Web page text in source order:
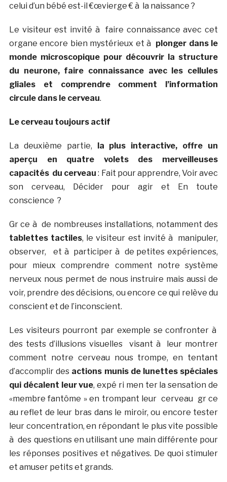
celui d’un bébé est-il €œvierge € à la naissance ?
Le visiteur est invité à faire connaissance avec cet
organe encore bien mystérieux et à plonger dans le
monde microscopique pour découvrir la structure
du neurone, faire connaissance avec les cellules
gliales et comprendre comment l’information
circule dans le cerveau.
Le cerveau toujours actif
La deuxième partie, la plus interactive, offre un
aperçu en quatre volets des merveilleuses
capacités du cerveau : Fait pour apprendre, Voir avec
son cerveau, Décider pour agir et En toute
conscience ?
Gr ce à de nombreuses installations, notamment des
tablettes tactiles, le visiteur est invité à manipuler,
observer, et à participer à de petites expériences,
pour mieux comprendre comment notre système
nerveux nous permet de nous instruire mais aussi de
voir, prendre des décisions, ou encore ce qui relève du
conscient et de l’inconscient.
Les visiteurs pourront par exemple se confronter à
des tests d’illusions visuelles visant à leur montrer
comment notre cerveau nous trompe, en tentant
d’accomplir des actions munis de lunettes spéciales
qui décalent leur vue, expé ­ri ­men ­ter la sensation de
«membre fantôme » en trompant leur cerveau gr ce
au reflet de leur bras dans le miroir, ou encore tester
leur concentration, en répondant le plus vite possible
à des questions en utilisant une main différente pour
les réponses positives et négatives. De quoi stimuler
et amuser petits et grands.